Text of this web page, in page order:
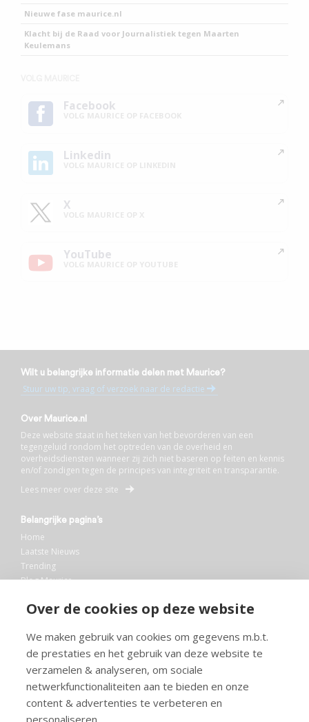
Over de cookies op deze website
We maken gebruik van cookies om gegevens m.b.t.
de prestaties en het gebruik van deze website te
verzamelen & analyseren, om sociale
netwerkfunctionaliteiten aan te bieden en onze
content & advertenties te verbeteren en
personaliseren.
Nieuwe fase maurice.nl
Klacht bij de Raad voor Journalistiek tegen Maarten
Keulemans
Facebook
Linkedin
X
YouTube
Wilt u belangrijke informatie delen met Maurice?
Stuur uw tip, vraag of verzoek naar de redactie
Over Maurice.nl
Deze website staat in het teken van het bevorderen van een
tegengeluid rondom het optreden van de overheid en
overheidsdiensten wanneer zij zich niet baseren op feiten en kennis
en/of zondigen tegen de principes van integriteit en transparantie.
Lees meer over deze site
Belangrijke pagina’s
Home
Laatste Nieuws
Trending
Blog Maurice
Bibliotheek
Info en service
FAQ
Doneren
Privacy
Voorwaarden
Meedoen